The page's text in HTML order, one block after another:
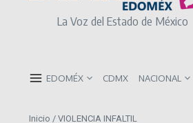
La Voz del Estado de México
EDOMÉX CDMX NACIONAL
Inicio / VIOLENCIA INFALTIL